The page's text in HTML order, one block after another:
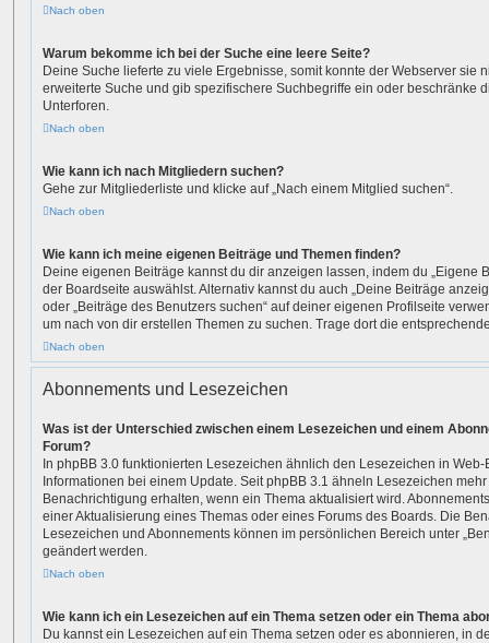
Nach oben
Warum bekomme ich bei der Suche eine leere Seite?
Deine Suche lieferte zu viele Ergebnisse, somit konnte der Webserver sie
erweiterte Suche und gib spezifischere Suchbegriffe ein oder beschränke
Unterforen.
Nach oben
Wie kann ich nach Mitgliedern suchen?
Gehe zur Mitgliederliste und klicke auf „Nach einem Mitglied suchen“.
Nach oben
Wie kann ich meine eigenen Beiträge und Themen finden?
Deine eigenen Beiträge kannst du dir anzeigen lassen, indem du „Eigene
der Boardseite auswählst. Alternativ kannst du auch „Deine Beiträge
oder „Beiträge des Benutzers suchen“ auf deiner eigenen Profilseite
um nach von dir erstellen Themen zu suchen. Trage dort die
Nach oben
Abonnements und Lesezeichen
Was ist der Unterschied zwischen einem Lesezeichen und einem
Forum?
In phpBB 3.0 funktionierten Lesezeichen ähnlich den Lesezeichen in
Informationen bei einem Update. Seit phpBB 3.1 ähneln Lesezeichen
Benachrichtigung erhalten, wenn ein Thema aktualisiert wird.
einer Aktualisierung eines Themas oder eines Forums des Boards. Die
Lesezeichen und Abonnements können im persönlichen Bereich unter
geändert werden.
Nach oben
Wie kann ich ein Lesezeichen auf ein Thema setzen oder ein Thema
Du kannst ein Lesezeichen auf ein Thema setzen oder es abonnieren, in